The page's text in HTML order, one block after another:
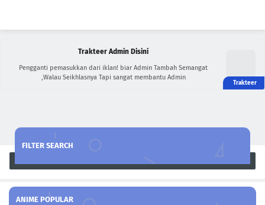
Trakteer Admin Disini
Pengganti pemasukkan dari iklan! biar Admin Tambah Semangat
,Walau Seikhlasnya Tapi sangat membantu Admin
FILTER SEARCH
ANIME POPULAR